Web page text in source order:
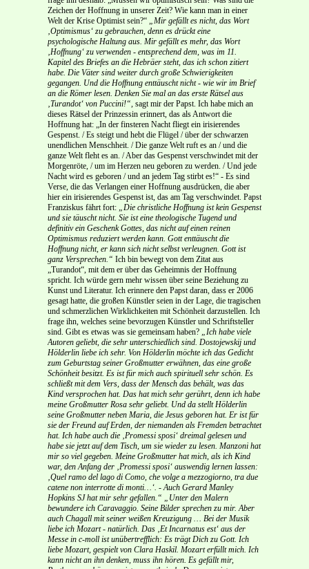
Zeichen der Hoffnung in unserer Zeit? Wie kann man in einer
Welt der Krise Optimist sein?“ „Mir gefällt es nicht, das Wort
‚Optimismus‘ zu gebrauchen, denn es drückt eine
psychologische Haltung aus. Mir gefällt es mehr, das Wort
‚Hoffnung‘ zu verwenden - entsprechend dem, was im 11.
Kapitel des Briefes an die Hebräer steht, das ich schon zitiert
habe. Die Väter sind weiter durch große Schwierigkeiten
gegangen. Und die Hoffnung enttäuscht nicht - wie wir im Brief
an die Römer lesen. Denken Sie mal an das erste Rätsel aus
‚Turandot‘ von Puccini!“, sagt mir der Papst. Ich habe mich an
dieses Rätsel der Prinzessin erinnert, das als Antwort die
Hoffnung hat: „In der finsteren Nacht fliegt ein irisierendes
Gespenst. / Es steigt und hebt die Flügel / über der schwarzen
unendlichen Menschheit. / Die ganze Welt ruft es an / und die
ganze Welt fleht es an. / Aber das Gespenst verschwindet mit der
Morgenröte, / um im Herzen neu geboren zu werden. / Und jede
Nacht wird es geboren / und an jedem Tag stirbt es!“ - Es sind
Verse, die das Verlangen einer Hoffnung ausdrücken, die aber
hier ein irisierendes Gespenst ist, das am Tag verschwindet. Papst
Franziskus fährt fort: „Die christliche Hoffnung ist kein Gespenst
und sie täuscht nicht. Sie ist eine theologische Tugend und
definitiv ein Geschenk Gottes, das nicht auf einen reinen
Optimismus reduziert werden kann. Gott enttäuscht die
Hoffnung nicht, er kann sich nicht selbst verleugnen. Gott ist
ganz Versprechen.“ Ich bin bewegt von dem Zitat aus
„Turandot“, mit dem er über das Geheimnis der Hoffnung
spricht. Ich würde gern mehr wissen über seine Beziehung zu
Kunst und Literatur. Ich erinnere den Papst daran, dass er 2006
gesagt hatte, die großen Künstler seien in der Lage, die tragischen
und schmerzlichen Wirklichkeiten mit Schönheit darzustellen. Ich
frage ihn, welches seine bevorzugen Künstler und Schriftsteller
sind. Gibt es etwas was sie gemeinsam haben? „Ich habe viele
Autoren geliebt, die sehr unterschiedlich sind. Dostojewskij und
Hölderlin liebe ich sehr. Von Hölderlin möchte ich das Gedicht
zum Geburtstag seiner Großmutter erwähnen, das eine große
Schönheit besitzt. Es ist für mich auch spirituell sehr schön. Es
schließt mit dem Vers, dass der Mensch das behält, was das
Kind versprochen hat. Das hat mich sehr gerührt, denn ich habe
meine Großmutter Rosa sehr geliebt. Und da stellt Hölderlin
seine Großmutter neben Maria, die Jesus geboren hat. Er ist für
sie der Freund auf Erden, der niemanden als Fremden betrachtet
hat. Ich habe auch die ‚Promessi sposi‘ dreimal gelesen und
habe sie jetzt auf dem Tisch, um sie wieder zu lesen. Manzoni hat
mir so viel gegeben. Meine Großmutter hat mich, als ich Kind
war, den Anfang der ‚Promessi sposi‘ auswendig lernen lassen:
‚Quel ramo del lago di Como, che volge a mezzogiorno, tra due
catene non interrotte di monti…‘. - Auch Gerard Manley
Hopkins SJ hat mir sehr gefallen.“ „Unter den Malern
bewundere ich Caravaggio. Seine Bilder sprechen zu mir. Aber
auch Chagall mit seiner weißen Kreuzigung … Bei der Musik
liebe ich Mozart - natürlich. Das ‚Et Incarnatus est‘ aus der
Messe in c-moll ist unübertrefflich: Es trägt Dich zu Gott. Ich
liebe Mozart, gespielt von Clara Haskil. Mozart erfüllt mich. Ich
kann nicht an ihn denken, muss ihn hören. Es gefällt mir,